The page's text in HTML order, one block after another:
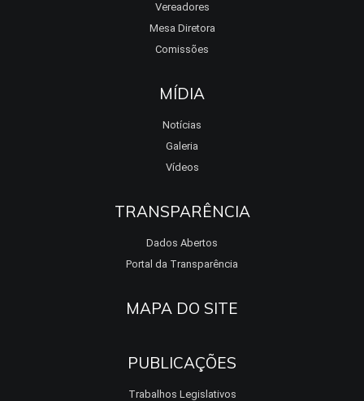
Vereadores
Mesa Diretora
Comissões
MÍDIA
Notícias
Galeria
Vídeos
TRANSPARÊNCIA
Dados Abertos
Portal da Transparência
MAPA DO SITE
PUBLICAÇÕES
Trabalhos Legislativos